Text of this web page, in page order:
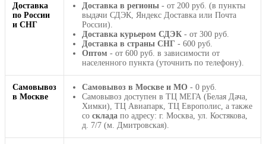
Доставка
по России
и СНГ
Доставка в регионы - от 200 руб. (в пункты
выдачи СДЭК, Яндекс Доставка или Почта
России).
Доставка курьером СДЭК - от 300 руб.
Доставка в страны СНГ - 600 руб.
Оптом - от 600 руб. в зависимости от
населенного пункта (уточнить по телефону).
Самовывоз
в Москве
Самовывоз в Москве и МО - 0 руб.
Самовывоз доступен в ТЦ МЕГА (Белая Дача,
Химки), ТЦ Авиапарк, ТЦ Европолис, а также
со склада по адресу: г. Москва, ул. Костякова,
д. 7/7 (м. Дмитровская).